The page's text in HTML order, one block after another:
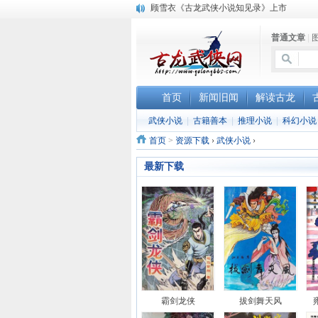
顾雪衣《古龙武侠小说知见录》上市
《古龙小说原貌探究》修订版已上市普通文章
首页 新闻旧闻 解读古龙
武侠小说 古籍善本 推理小说
科幻小说
首页 > 资源下载 › 武侠小说 ›
最新下载
霸剑龙侠 拔剑舞天风